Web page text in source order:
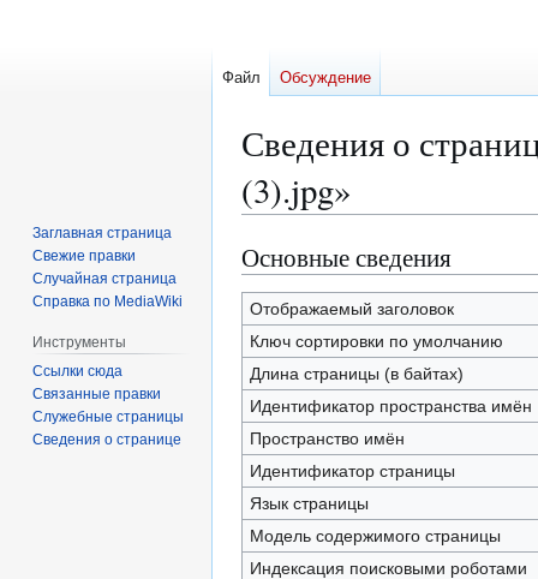
Сведения о
(3).jpg»
Перейти
к
навигации
Перейти
к
поиску
Основные сведения
Отображаемый заголовок
Ключ сортировки по умолчанию
Длина страницы (в байтах)
Идентификатор пространства имён
Пространство имён
Идентификатор страницы
Язык страницы
Модель содержимого страницы
Индексация поисковыми роботами
Файл Обсуждение
Заглавная страница
Свежие правки
Случайная страница
Справка по MediaWiki
Инструменты
Ссылки сюда
Связанные правки
Служебные страницы
Сведения о странице